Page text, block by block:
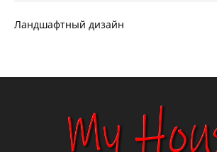
Ландшафтный дизайн